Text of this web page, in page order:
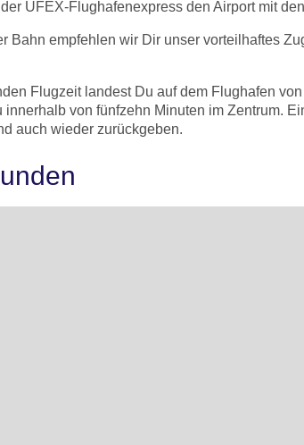
ÜFEX-Flughafenexpress den Airport mit
Bahn empfehlen wir Dir unser vorteilhaftes
Flugzeit landest Du auf dem Flughafen
innerhalb von fünfzehn Minuten im Zentrum.
auch wieder zurückgeben.